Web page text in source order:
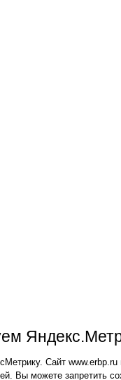
Сайт
Вы можете запретить